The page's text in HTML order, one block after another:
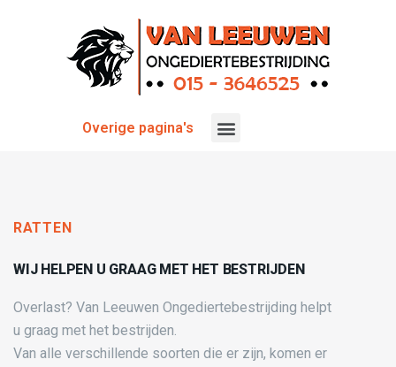
Overige pagina's
RATTEN
WIJ HELPEN U GRAAG MET HET BESTRIJDEN
Overlast? Van Leeuwen Ongediertebestrijding helpt
u graag met het bestrijden.
Van alle verschillende soorten die er zijn, komen er